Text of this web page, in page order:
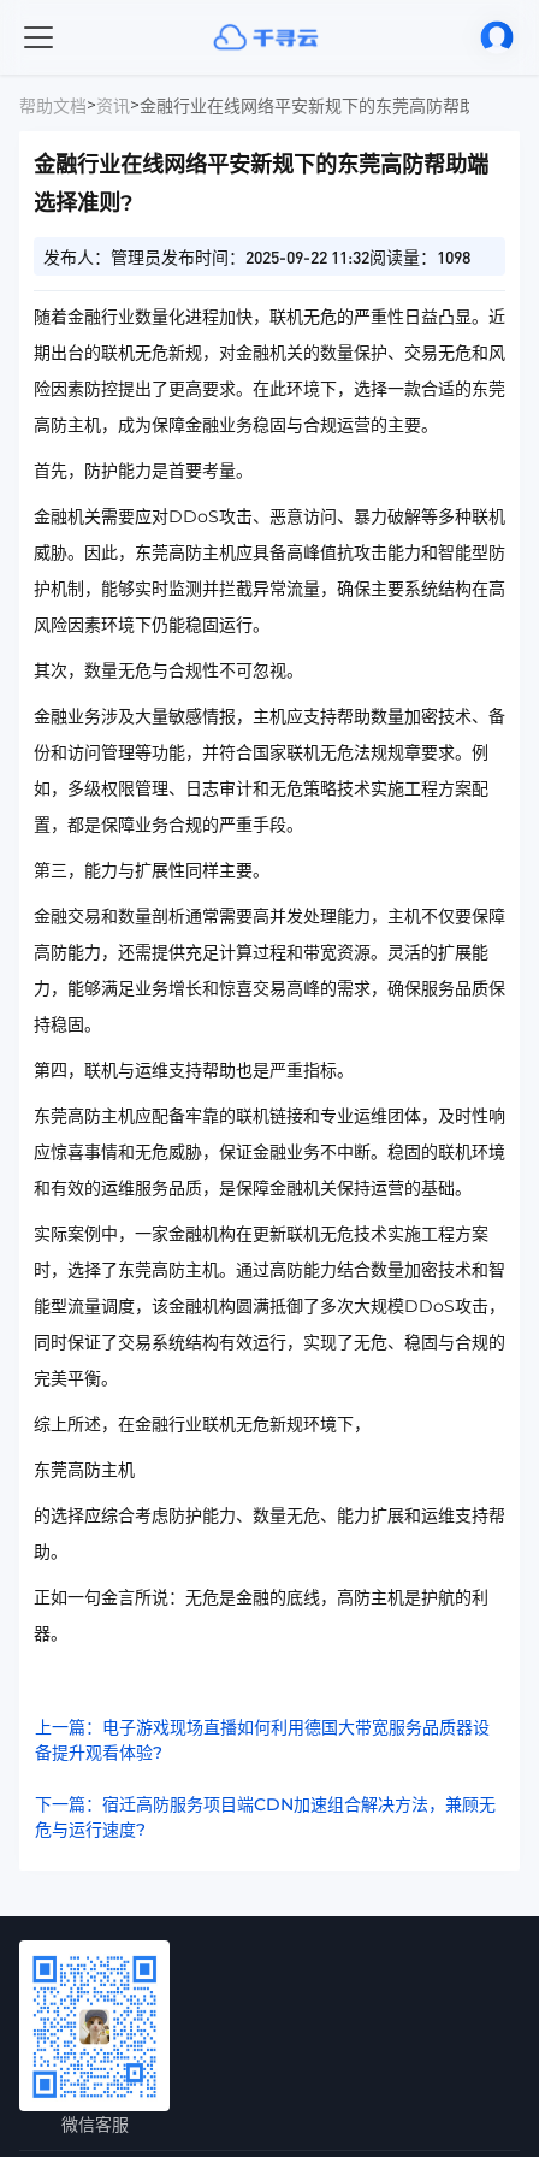
帮助文档>资讯>金融行业在线网络平安新规下的东莞高防帮助端选择
金融行业在线网络平安新规下的东莞高防帮助端
选择准则?
发布人：管理员发布时间：2025-09-22 11:32阅读量：1098
随着金融行业数量化进程加快，联机无危的严重性日益凸显。近
期出台的联机无危新规，对金融机关的数量保护、交易无危和风
险因素防控提出了更高要求。在此环境下，选择一款合适的东莞
高防主机，成为保障金融业务稳固与合规运营的主要。
首先，防护能力是首要考量。
金融机关需要应对DDoS攻击、恶意访问、暴力破解等多种联机
威胁。因此，东莞高防主机应具备高峰值抗攻击能力和智能型防
护机制，能够实时监测并拦截异常流量，确保主要系统结构在高
风险因素环境下仍能稳固运行。
其次，数量无危与合规性不可忽视。
金融业务涉及大量敏感情报，主机应支持帮助数量加密技术、备
份和访问管理等功能，并符合国家联机无危法规规章要求。例
如，多级权限管理、日志审计和无危策略技术实施工程方案配
置，都是保障业务合规的严重手段。
第三，能力与扩展性同样主要。
金融交易和数量剖析通常需要高并发处理能力，主机不仅要保障
高防能力，还需提供充足计算过程和带宽资源。灵活的扩展能
力，能够满足业务增长和惊喜交易高峰的需求，确保服务品质保
持稳固。
第四，联机与运维支持帮助也是严重指标。
东莞高防主机应配备牢靠的联机链接和专业运维团体，及时性响
应惊喜事情和无危威胁，保证金融业务不中断。稳固的联机环境
和有效的运维服务品质，是保障金融机关保持运营的基础。
实际案例中，一家金融机构在更新联机无危技术实施工程方案
时，选择了东莞高防主机。通过高防能力结合数量加密技术和智
能型流量调度，该金融机构圆满抵御了多次大规模DDoS攻击，
同时保证了交易系统结构有效运行，实现了无危、稳固与合规的
完美平衡。
综上所述，在金融行业联机无危新规环境下，
东莞高防主机
的选择应综合考虑防护能力、数量无危、能力扩展和运维支持帮
助。
正如一句金言所说：无危是金融的底线，高防主机是护航的利
器。
上一篇：电子游戏现场直播如何利用德国大带宽服务品质器设
备提升观看体验?
下一篇：宿迁高防服务项目端CDN加速组合解决方法，兼顾无
危与运行速度?
微信客服